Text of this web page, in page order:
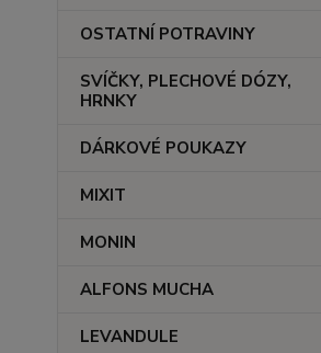
OSTATNÍ POTRAVINY
SVÍČKY, PLECHOVÉ DÓZY,
HRNKY
DÁRKOVÉ POUKAZY
MIXIT
MONIN
ALFONS MUCHA
LEVANDULE